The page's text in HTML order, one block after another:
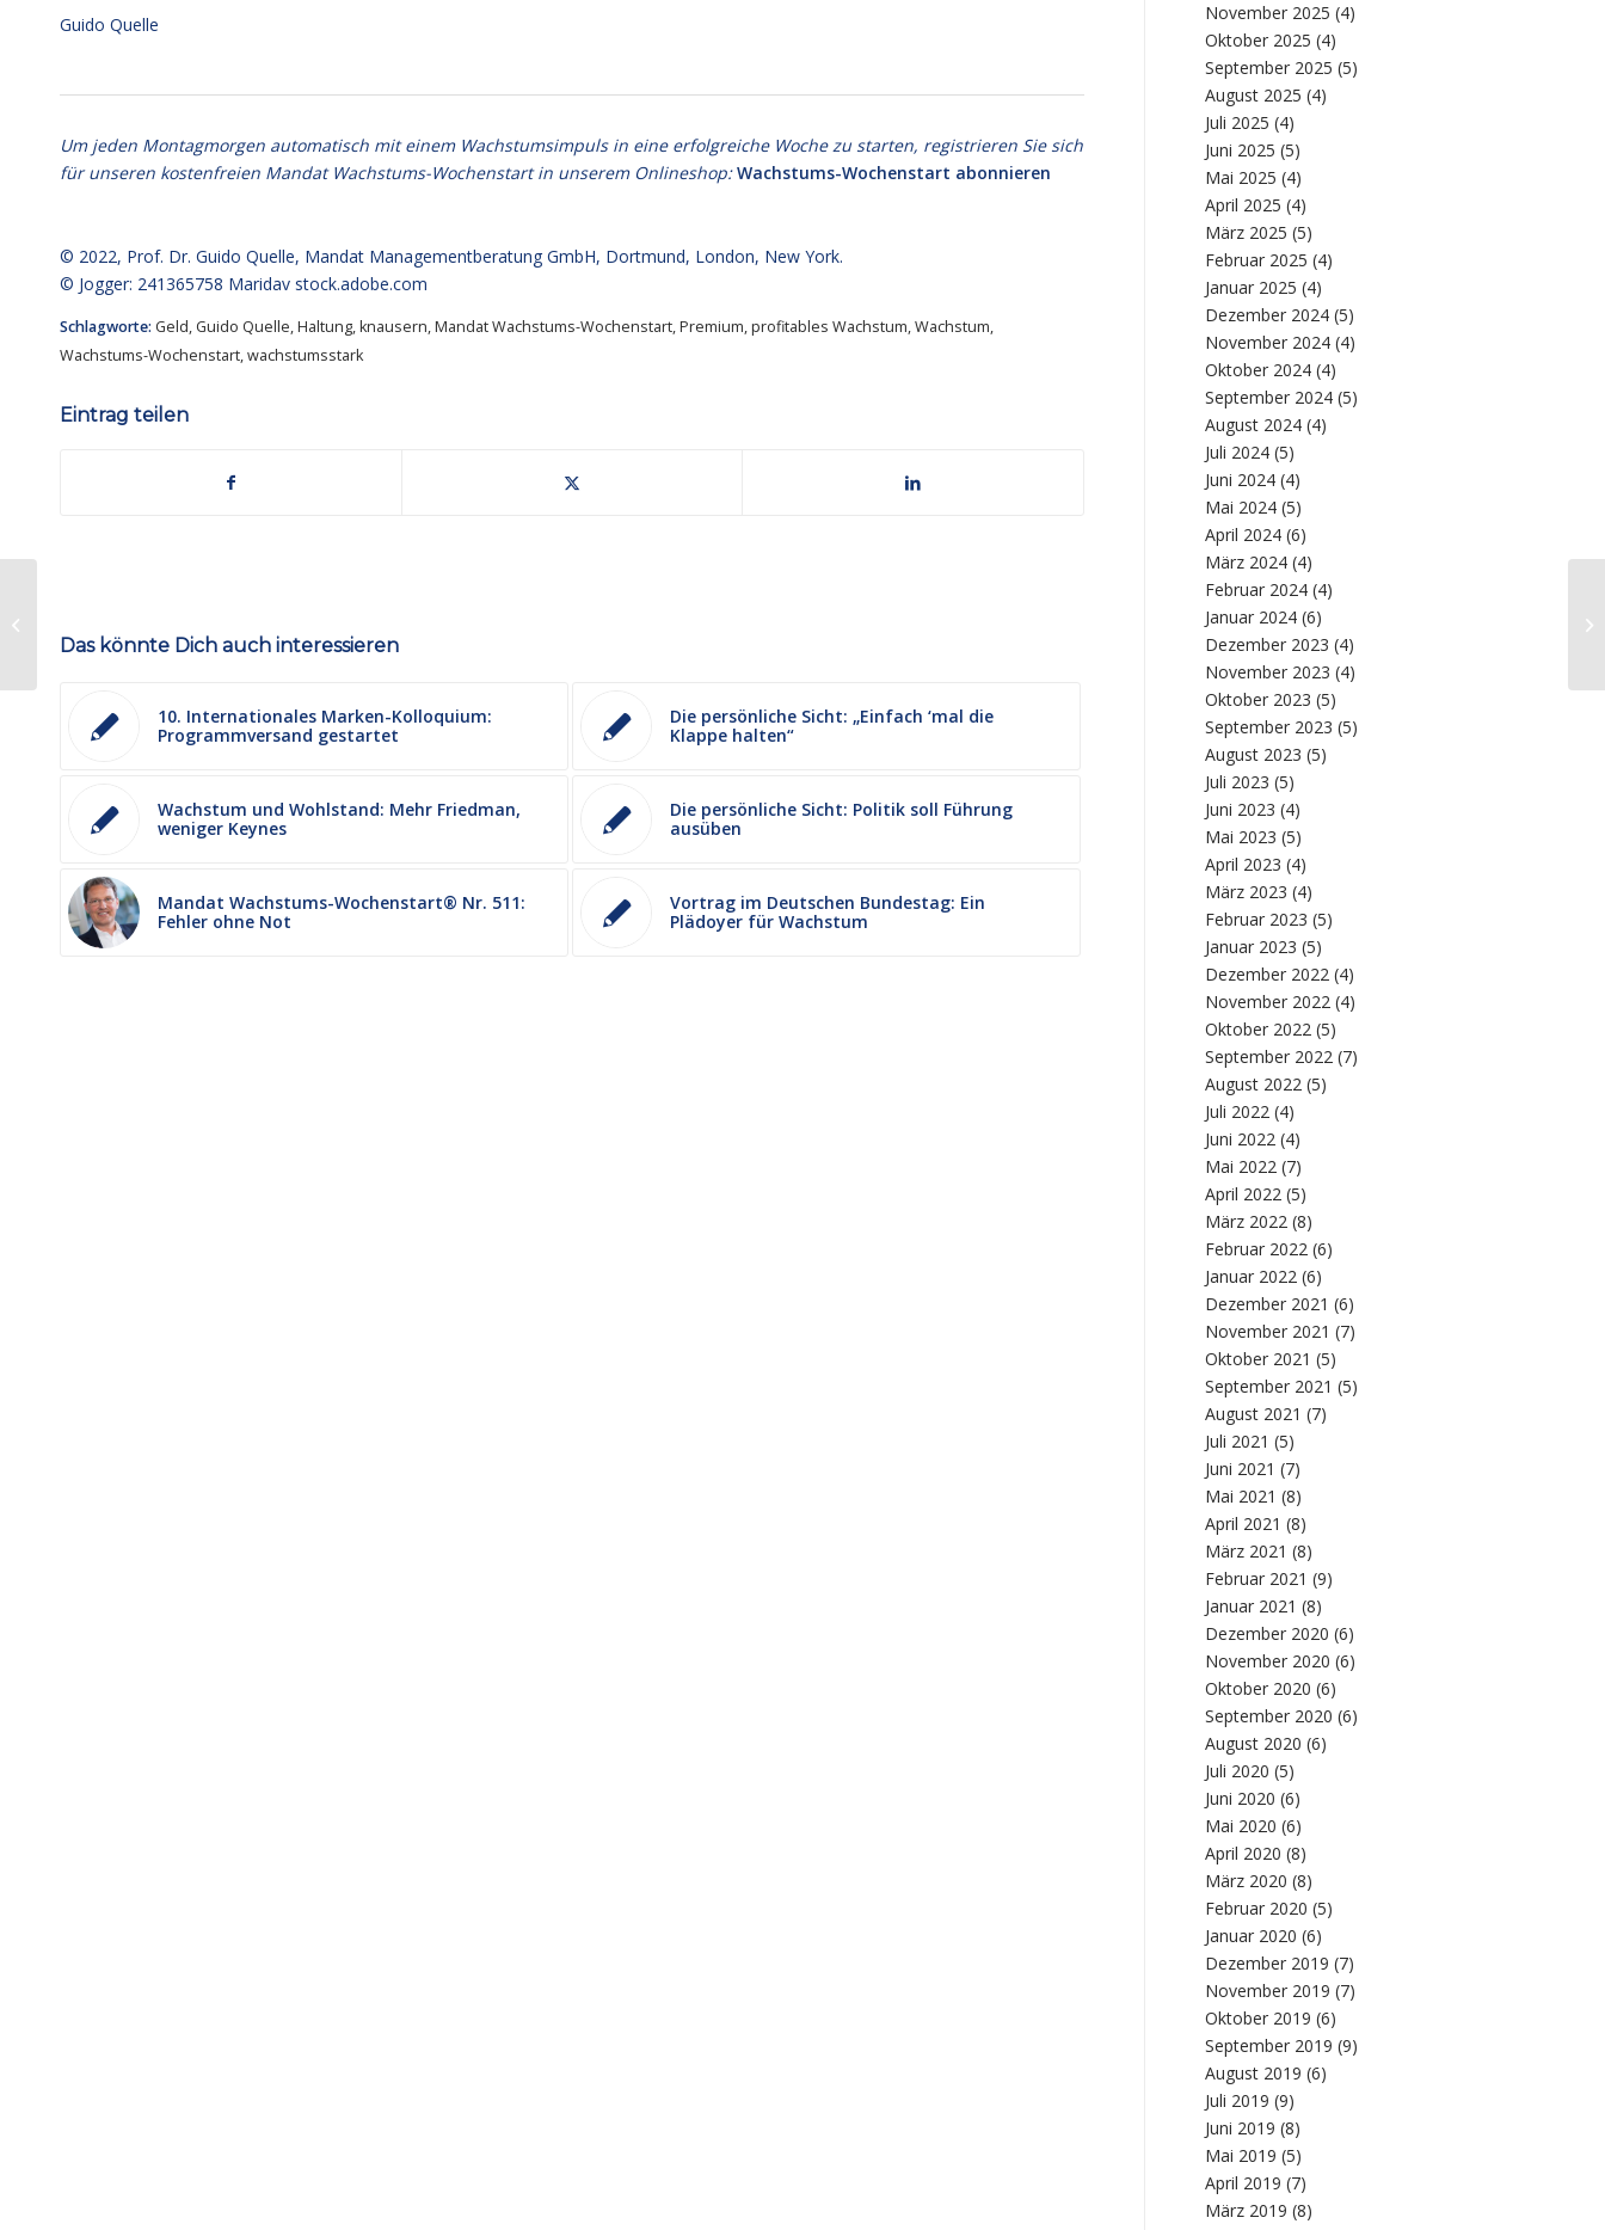
Guido Quelle
Um jeden Montagmorgen automatisch mit einem Wachstumsimpuls in eine erfolgreiche Woche zu starten, registrieren Sie sich
für unseren kostenfreien Mandat Wachstums-Wochenstart in unserem Onlineshop:Wachstums-Wochenstart abonnieren
© 2022, Prof. Dr. Guido Quelle, Mandat Managementberatung GmbH, Dortmund, London, New York.
© Jogger: 241365758 Maridav stock.adobe.com
Schlagworte: Geld, Guido Quelle,Haltung,knausern,Mandat Wachstums-Wochenstart,Premium,profitables Wachstum,Wachstum,
Wachstums-Wochenstart,wachstumsstark
Eintrag teilen
Das könnte Dich auch interessieren
10. Internationales Marken-Kolloquium:
Programmversand gestartet
Die persönliche Sicht: „Einfach ‘mal die
Klappe halten“
Wachstum und Wohlstand: Mehr Friedman,
weniger Keynes
Die persönliche Sicht: Politik soll Führung
ausüben
Mandat Wachstums-Wochenstart® Nr. 511:
Fehler ohne Not
Vortrag im Deutschen Bundestag: Ein
Plädoyer für Wachstum
November 2025 (4)
Oktober 2025 (4)
September 2025 (5)
August 2025 (4)
Juli 2025 (4)
Juni 2025 (5)
Mai 2025 (4)
April 2025 (4)
März 2025 (5)
Februar 2025 (4)
Januar 2025 (4)
Dezember 2024 (5)
November 2024 (4)
Oktober 2024 (4)
September 2024 (5)
August 2024 (4)
Juli 2024 (5)
Juni 2024 (4)
Mai 2024 (5)
April 2024 (6)
März 2024 (4)
Februar 2024 (4)
Januar 2024 (6)
Dezember 2023 (4)
November 2023 (4)
Oktober 2023 (5)
September 2023 (5)
August 2023 (5)
Juli 2023 (5)
Juni 2023 (4)
Mai 2023 (5)
April 2023 (4)
März 2023 (4)
Februar 2023 (5)
Januar 2023 (5)
Dezember 2022 (4)
November 2022 (4)
Oktober 2022 (5)
September 2022 (7)
August 2022 (5)
Juli 2022 (4)
Juni 2022 (4)
Mai 2022 (7)
April 2022 (5)
März 2022 (8)
Februar 2022 (6)
Januar 2022 (6)
Dezember 2021 (6)
November 2021 (7)
Oktober 2021 (5)
September 2021 (5)
August 2021 (7)
Juli 2021 (5)
Juni 2021 (7)
Mai 2021 (8)
April 2021 (8)
März 2021 (8)
Februar 2021 (9)
Januar 2021 (8)
Dezember 2020 (6)
November 2020 (6)
Oktober 2020 (6)
September 2020 (6)
August 2020 (6)
Juli 2020 (5)
Juni 2020 (6)
Mai 2020 (6)
April 2020 (8)
März 2020 (8)
Februar 2020 (5)
Januar 2020 (6)
Dezember 2019 (7)
November 2019 (7)
Oktober 2019 (6)
September 2019 (9)
August 2019 (6)
Juli 2019 (9)
Juni 2019 (8)
Mai 2019 (5)
April 2019 (7)
März 2019 (8)
Rechtzeitig